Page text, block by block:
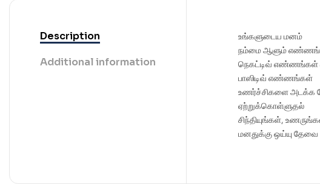
Description
Additional information
உங்களுடைய மனம்
நம்மை ஆளும்
நெகட்டிவ் எண்ணங்கள்
பாஸிடிவ் எண்ணங்கள்
உணர்ச்சிகளை அடக்க
ஏற்றுக்கொள்ளுதல்
சிந்தியுங்கள்,
மனதுக்கு ஒய்யு தேவை